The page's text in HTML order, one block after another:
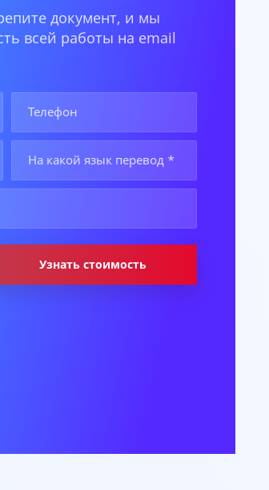
документ, и мы
всей работы на email
Узнать стоимость